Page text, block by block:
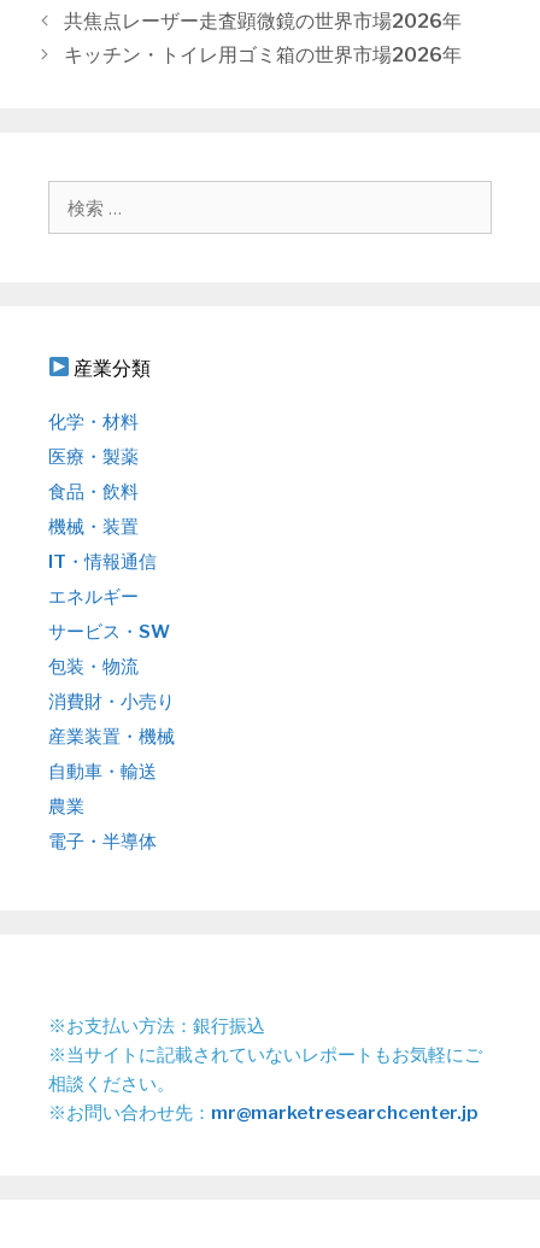
テ
ゴ
リ
投
稿
共焦点レーザー走査顕微鏡の世界市場2026年
キッチン・トイレ用ゴミ箱の世界市場2026年
産業分類
化学・材料
医療・製薬
食品・飲料
機械・装置
IT・情報通信
エネルギー
サービス・SW
包装・物流
消費財・小売り
産業装置・機械
自動車・輸送
農業
電子・半導体
※お支払い方法：銀行振込
※当サイトに記載されていないレポートもお気軽にご
相談ください。
※お問い合わせ先： mr@marketresearchcenter.jp